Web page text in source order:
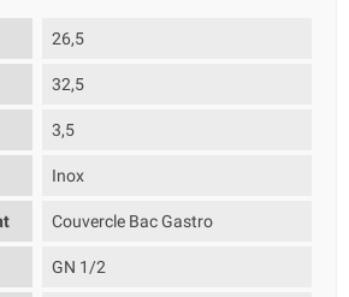
26,5
32,5
3,5
Inox
Couvercle Bac Gastro
GN 1/2